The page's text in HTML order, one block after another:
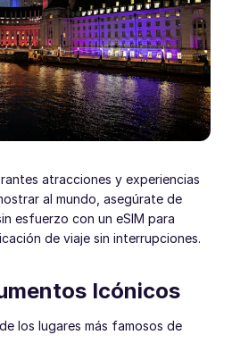
atracciones y experiencias
al mundo, asegúrate de
esfuerzo con un eSIM para
de viaje sin interrupciones.
Icónicos
los lugares más famosos de